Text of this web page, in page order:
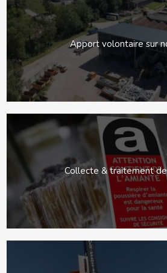
Apport volontaire sur
Collecte & traitement